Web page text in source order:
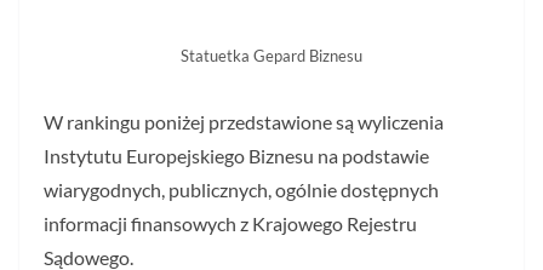
Statuetka Gepard Biznesu
W rankingu poniżej przedstawione są wyliczenia
Instytutu Europejskiego Biznesu na podstawie
wiarygodnych, publicznych, ogólnie dostępnych
informacji finansowych z Krajowego Rejestru
Sądowego.